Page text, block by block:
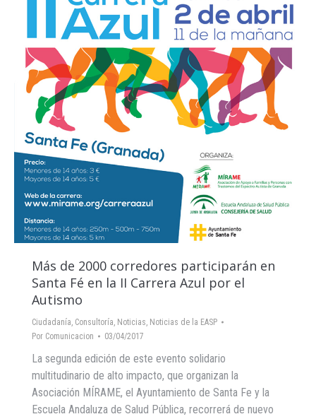
Más de 2000 corredores participarán en
Santa Fé en la II Carrera Azul por el
Autismo
Ciudadanía, Consultoría, Noticias, Noticias de la EASP
Por Comunicacion 03/04/2017
La segunda edición de este evento solidario
multitudinario de alto impacto, que organizan la
Asociación MÍRAME, el Ayuntamiento de Santa Fe y la
Escuela Andaluza de Salud Pública, recorrerá de nuevo